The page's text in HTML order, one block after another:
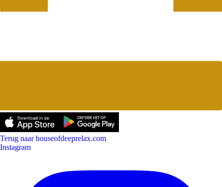
Terug naar houseofdeeprelax.com
Instagram